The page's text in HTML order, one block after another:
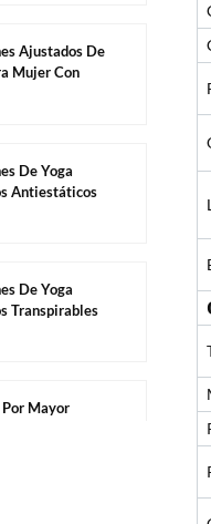
Ajustados De
Mujer Con
De Yoga
Antiestáticos
De Yoga
Transpirables
Mayor